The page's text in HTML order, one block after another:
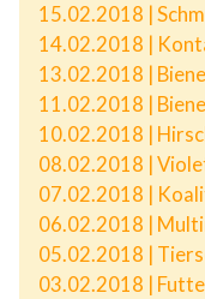
15.02.2018 |
14.02.2018 |
13.02.2018 |
11.02.2018 |
10.02.2018 |
08.02.2018 |
07.02.2018 |
06.02.2018 |
05.02.2018 |
03.02.2018 |